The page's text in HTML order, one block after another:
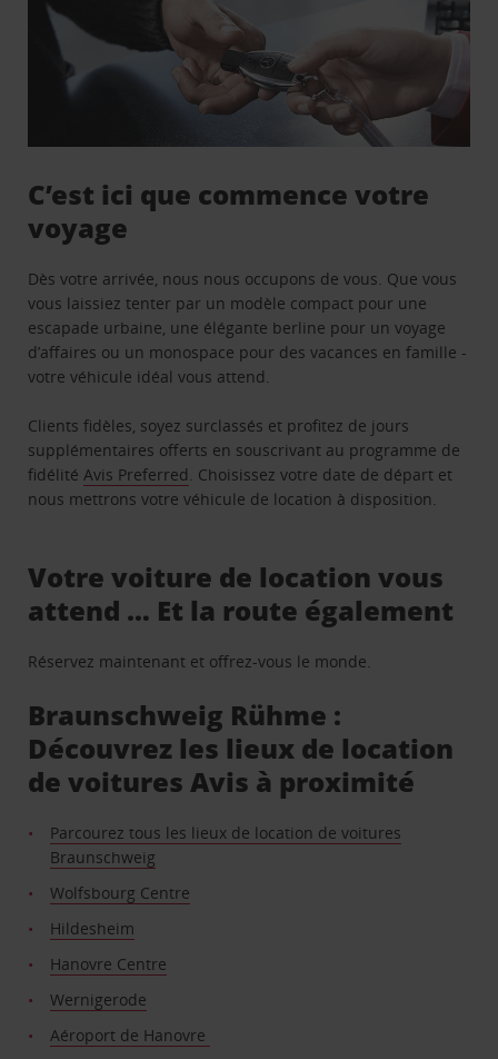
C’est ici que commence votre
voyage
Dès votre arrivée, nous nous occupons de vous. Que vous
vous laissiez tenter par un modèle compact pour une
escapade urbaine, une élégante berline pour un voyage
d’affaires ou un monospace pour des vacances en famille -
votre véhicule idéal vous attend.
Clients fidèles, soyez surclassés et profitez de jours
supplémentaires offerts en souscrivant au programme de
fidélitéAvis Preferred. Choisissez votre date de départ et
nous mettrons votre véhicule de location à disposition.
Votre voiture de location vous
attend … Et la route également
Réservez maintenant et offrez-vous le monde.
Braunschweig Rühme :
Découvrez les lieux de location
de voitures Avis à proximité
Parcourez tous les lieux de location de voitures
Braunschweig
Wolfsbourg Centre
Hildesheim
Hanovre Centre
Wernigerode
Aéroport de Hanovre